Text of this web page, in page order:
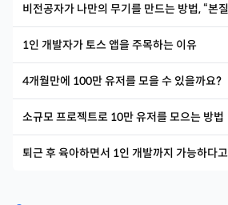
비전공자가 나만의 무기를 만드는 방법, “본
1인 개발자가 토스 앱을 주목하는 이유
4개월만에 100만 유저를 모을 수 있을까요?
소규모 프로젝트로 10만 유저를 모으는 방법
퇴근 후 육아하면서 1인 개발까지 가능하다